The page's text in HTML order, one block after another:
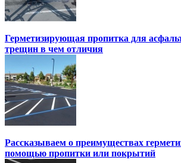
Герметизирующая пропитка для
трещин в чем отличия
Рассказываем о преимуществах
помощью пропитки или покрытий